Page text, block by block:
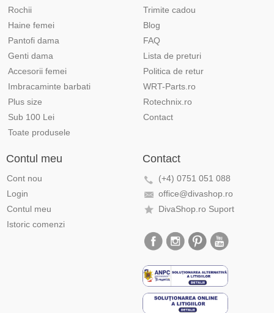
Rochii
Haine femei
Pantofi dama
Genti dama
Accesorii femei
Imbracaminte barbati
Plus size
Sub 100 Lei
Toate produsele
Trimite cadou
Blog
FAQ
Lista de preturi
Politica de retur
WRT-Parts.ro
Rotechnix.ro
Contact
Contul meu
Cont nou
Login
Contul meu
Istoric comenzi
Contact
(+4) 0751 051 088
office@divashop.ro
DivaShop.ro Suport